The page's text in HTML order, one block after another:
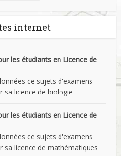
internet
les étudiants en Licence de
de sujets d'examens
sa licence de biologie
les étudiants en Licence de
de sujets d'examens
sa licence de mathématiques